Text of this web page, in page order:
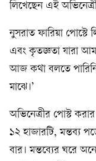
লিখেছেন এই
নুসরাত ফারিয়া
এবং কৃতজ্ঞতা যারা
আজ কথা বলতে
মাঝে।’
অভিনেত্রীর পোস্ট
১২ হাজারটি, মন্তব্য
বার। মন্তব্যের ঘরে